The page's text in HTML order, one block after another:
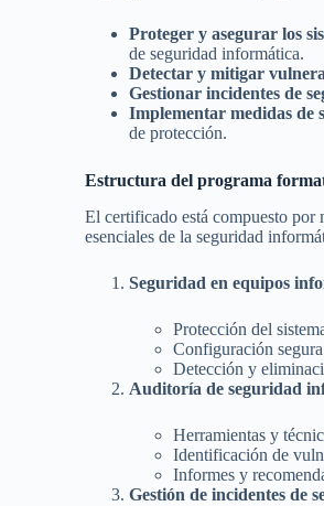
Proteger y asegurar los
de seguridad informática.
Detectar y mitigar
Gestionar incidentes de
Implementar medidas de
de protección.
Estructura del programa
El certificado está compuesto por
esenciales de la seguridad
Seguridad en equipos
Protección del
Configuración
Detección y
Auditoría de seguridad
Herramientas y
Identificación de
Informes y
Gestión de incidentes de